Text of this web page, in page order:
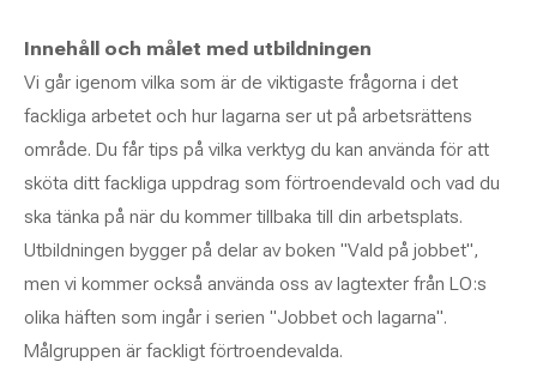
Innehåll och målet med utbildningen
Vi går igenom vilka som är de viktigaste frågorna i det
fackliga arbetet och hur lagarna ser ut på arbetsrättens
område. Du får tips på vilka verktyg du kan använda för att
sköta ditt fackliga uppdrag som förtroendevald och vad du
ska tänka på när du kommer tillbaka till din arbetsplats.
Utbildningen bygger på delar av boken "Vald på jobbet",
men vi kommer också använda oss av lagtexter från LO:s
olika häften som ingår i serien "Jobbet och lagarna".
Målgruppen är fackligt förtroendevalda.